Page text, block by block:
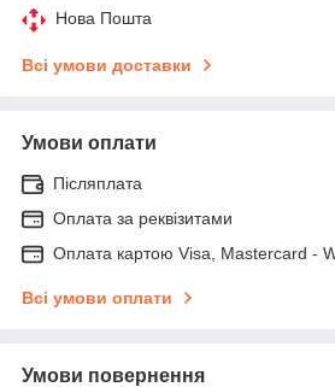
Нова Пошта
Всі умови доставки
Умови оплати
Післяплата
Оплата за реквізитами
Оплата картою Visa, Mastercard -
Всі умови оплати
Умови повернення